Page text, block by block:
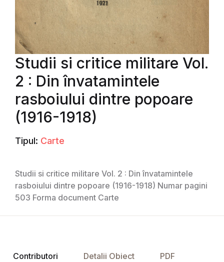
Studii si critice militare Vol.
2 : Din învatamintele
rasboiului dintre popoare
(1916-1918)
Tipul: Carte
Studii si critice militare Vol. 2 : Din învatamintele
rasboiului dintre popoare (1916-1918) Numar pagini
503 Forma document Carte
Contributori Detalii Obiect PDF